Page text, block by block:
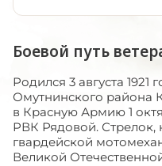
Боевой путь
Родился 3 августа
Омутнинского района
в Красную Армию 1
РВК Рядовой.
гвардейской
Великой